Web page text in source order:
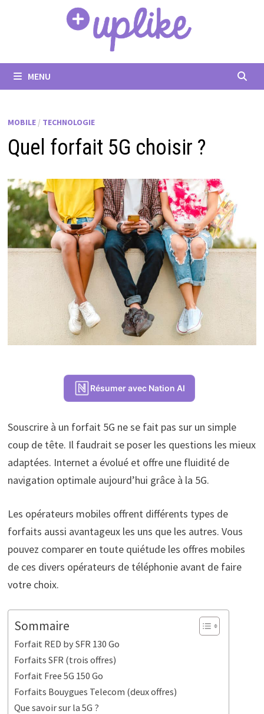
MENU
MOBILE/ TECHNOLOGIE
Quel forfait 5G choisir ?
Résumer avec Nation AI
Souscrire à un forfait 5G ne se fait pas sur un simple
coup de tête. Il faudrait se poser les questions les mieux
adaptées. Internet a évolué et offre une fluidité de
navigation optimale aujourd’hui grâce à la 5G.
Les opérateurs mobiles offrent différents types de
forfaits aussi avantageux les uns que les autres. Vous
pouvez comparer en toute quiétude les offres mobiles
de ces divers opérateurs de téléphonie avant de faire
votre choix.
Sommaire
Forfait RED by SFR 130 Go
Forfaits SFR (trois offres)
Forfait Free 5G 150 Go
Forfaits Bouygues Telecom (deux offres)
Que savoir sur la 5G ?